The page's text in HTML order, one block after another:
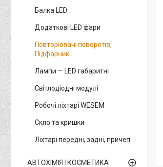
Балка LED
Додаткові LED фари
Повторювачі поворотів,
Підфарник
Лампи — LED габаритні
Світлодіодні модулі
Робочі ліхтарі WESEM
Скло та кришки
Ліхтарі передні, задні, причеп
АВТОХІМІЯ І КОСМЕТИКА